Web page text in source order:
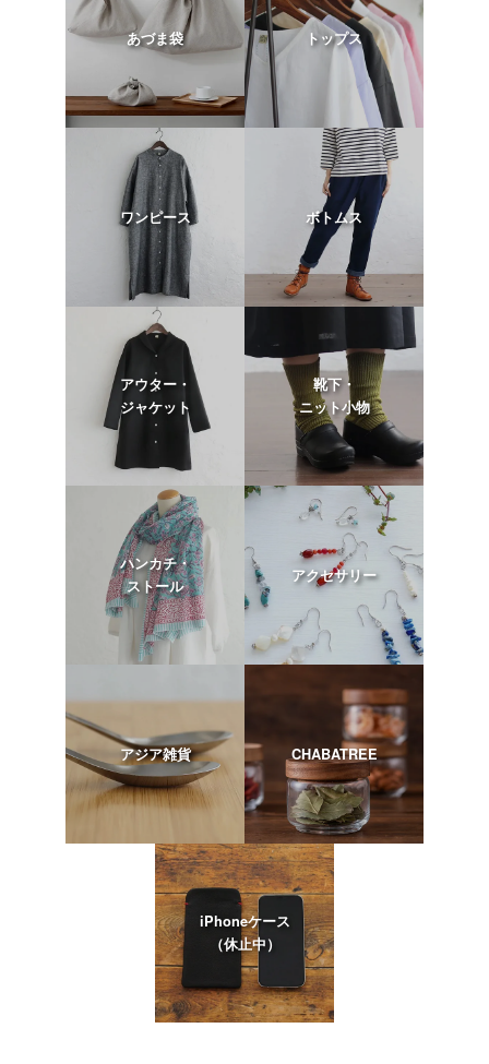
あづま袋 トップス
ワンピース ボトムス
アウター・
ジャケット
靴下・
ニット小物
ハンカチ・
ストール
アクセサリー
アジア雑貨 CHABATREE
iPhoneケース
（休止中）